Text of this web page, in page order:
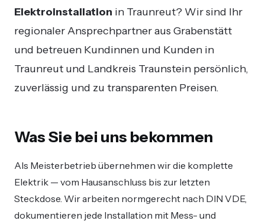
Elektroinstallation in Traunreut? Wir sind Ihr
regionaler Ansprechpartner aus Grabenstätt
und betreuen Kundinnen und Kunden in
Traunreut und Landkreis Traunstein persönlich,
zuverlässig und zu transparenten Preisen.
Was Sie bei uns bekommen
Als Meisterbetrieb übernehmen wir die komplette
Elektrik — vom Hausanschluss bis zur letzten
Steckdose. Wir arbeiten normgerecht nach DIN VDE,
dokumentieren jede Installation mit Mess- und